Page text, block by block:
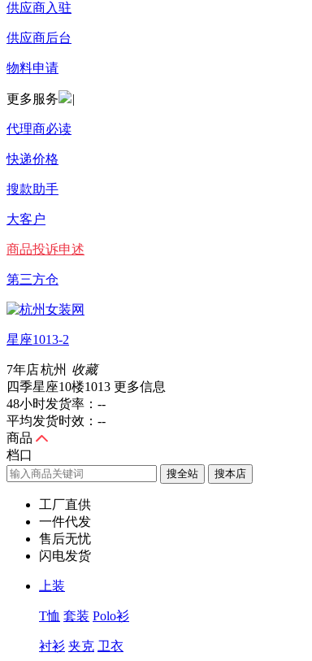
供应商入驻
供应商后台
物料申请
更多服务 |
代理商必读
快递价格
搜款助手
大客户
商品投诉申述
第三方仓
星座1013-2
7年店杭州 收藏
四季星座10楼1013 更多信息
48小时发货率： --
平均发货时效： --
商品
档口
搜全站
工厂直供
一件代发
售后无忧
闪电发货
上装
T恤 套装 Polo衫
衬衫 夹克 卫衣